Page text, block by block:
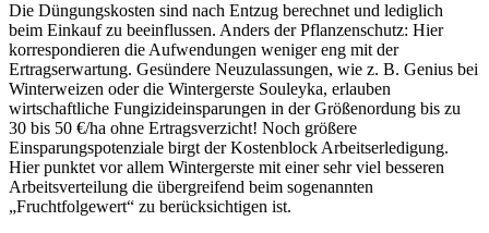
Die Düngungskosten sind nach Entzug berechnet und lediglich
beim Einkauf zu beeinflussen. Anders der Pflanzenschutz: Hier
korrespondieren die Aufwendungen weniger eng mit der
Ertragserwartung. Gesündere Neuzulassungen, wie z. B. Genius bei
Winterweizen oder die Wintergerste Souleyka, erlauben
wirtschaftliche Fungizideinsparungen in der Größenordung bis zu
30 bis 50 €/ha ohne Ertragsverzicht! Noch größere
Einsparungspotenziale birgt der Kostenblock Arbeitserledigung.
Hier punktet vor allem Wintergerste mit einer sehr viel besseren
Arbeitsverteilung die übergreifend beim sogenannten
„Fruchtfolgewert“ zu berücksichtigen ist.